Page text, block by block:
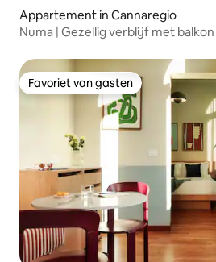
Appartement in Cannaregio
Numa | Gezellig verblijf met
Favoriet van gasten
Favoriet van gasten